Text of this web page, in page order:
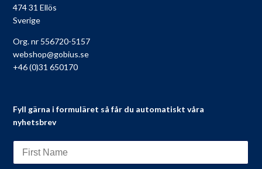
474 31 Ellös
Sverige
Org. nr 556720-5157
webshop@gobius.se
+46 (0)31 650170
Fyll gärna i formuläret så får du automatiskt våra
nyhetsbrev